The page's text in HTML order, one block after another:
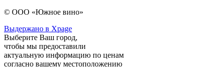
© ООО «Южное вино»
Выдержано в Xpage
Выберите Ваш город,
чтобы мы предоставили
актуальную информацию по ценам
согласно вашему местоположению